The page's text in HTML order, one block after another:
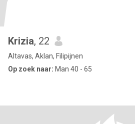
Krizia, 22
Altavas, Aklan, Filipijnen
Op zoek naar: Man 40 - 65